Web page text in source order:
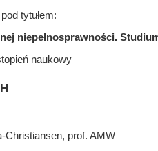
tytułem:
niepełnosprawności.
naukowy
Christiansen, prof. AMW